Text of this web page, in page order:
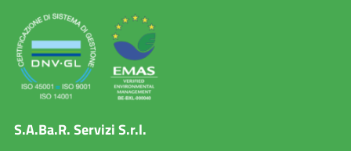
S.A.Ba.R. Servizi S.r.l.